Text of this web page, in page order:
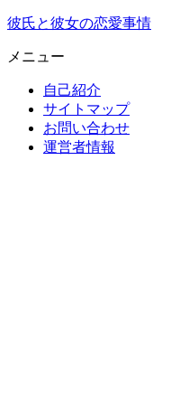
彼氏と彼女の恋愛事情
メニュー
自己紹介
サイトマップ
お問い合わせ
運営者情報